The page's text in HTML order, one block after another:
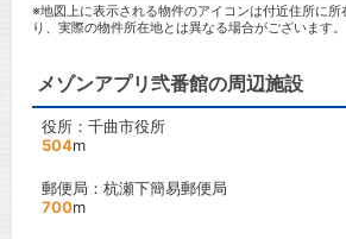
※地図上に表示される物件のアイコンは付近住所に
り、実際の物件所在地とは異なる場合がございます。
メゾンアプリ弐番館の周辺施設
役所：千曲市役所
504m
郵便局：杭瀬下簡易郵便局
700m